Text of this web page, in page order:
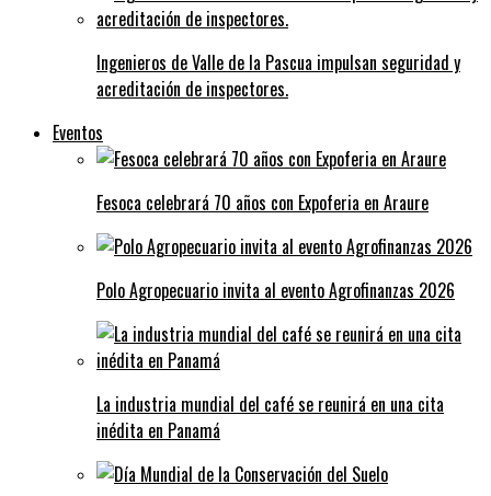
Ingenieros de Valle de la Pascua impulsan seguridad y
acreditación de inspectores.
Eventos
Fesoca celebrará 70 años con Expoferia en Araure
Polo Agropecuario invita al evento Agrofinanzas 2026
La industria mundial del café se reunirá en una cita
inédita en Panamá